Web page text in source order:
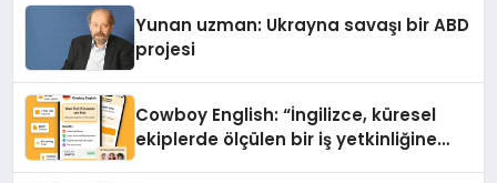
Yunan uzman: Ukrayna savaşı bir ABD
projesi
Cowboy English: “İngilizce, küresel
ekiplerde ölçülen bir iş yetkinliğine